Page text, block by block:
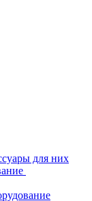
для них